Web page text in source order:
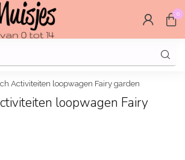
0
Activiteiten loopwagen Fairy garden
loopwagen Fairy